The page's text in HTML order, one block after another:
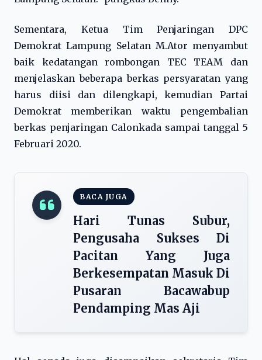
Sementara, Ketua Tim Penjaringan DPC
Demokrat Lampung Selatan M.Ator menyambut
baik kedatangan rombongan TEC TEAM dan
menjelaskan beberapa berkas persyaratan yang
harus diisi dan dilengkapi, kemudian Partai
Demokrat memberikan waktu pengembalian
berkas penjaringan Calonkada sampai tanggal 5
Februari 2020.
BACA JUGA
Hari Tunas Subur,
Pengusaha Sukses Di
Pacitan Yang Juga
Berkesempatan Masuk Di
Pusaran Bacawabup
Pendamping Mas Aji